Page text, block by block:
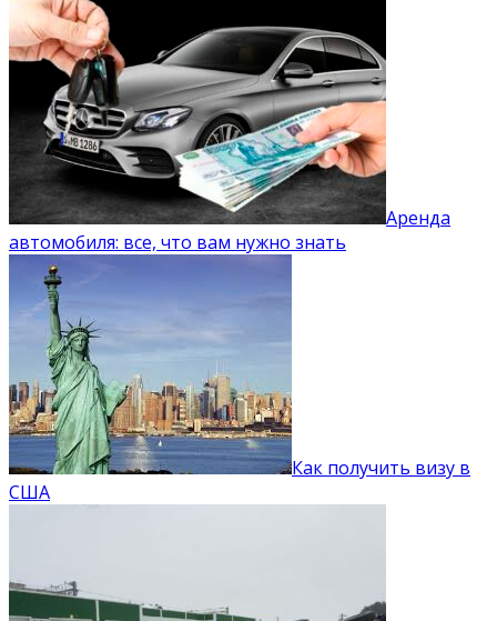
Аренда
автомобиля: все, что вам нужно знать
Как получить визу в
США